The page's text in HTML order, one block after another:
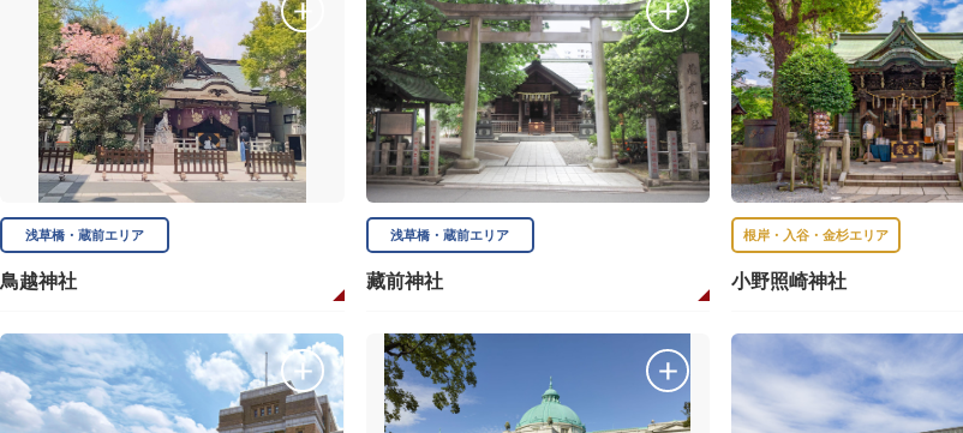
浅草橋・蔵前エリア
鳥越神社
浅草橋・蔵前エリア
藏前神社
根岸・入谷・金杉エリア
小野照崎神社